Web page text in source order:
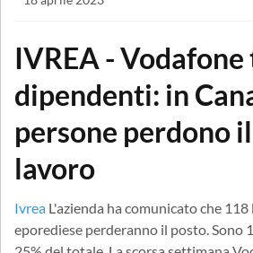
IVREA -
dipendenti: in
persone perdono
lavoro
Ivrea L'azienda ha comunicato che
eporediese perderanno il posto. Sono